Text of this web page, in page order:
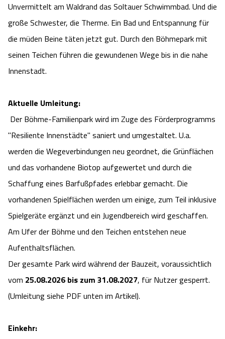
Unvermittelt am Waldrand das Soltauer Schwimmbad. Und die
große Schwester, die Therme. Ein Bad und Entspannung für
die müden Beine täten jetzt gut. Durch den Böhmepark mit
seinen Teichen führen die gewundenen Wege bis in die nahe
Innenstadt.
Aktuelle Umleitung:
Der Böhme-Familienpark wird im Zuge des Förderprogramms
"Resiliente Innenstädte" saniert und umgestaltet. U.a.
werden die Wegeverbindungen neu geordnet, die Grünflächen
und das vorhandene Biotop aufgewertet und durch die
Schaffung eines Barfußpfades erlebbar gemacht. Die
vorhandenen Spielflächen werden um einige, zum Teil inklusive
Spielgeräte ergänzt und ein Jugendbereich wird geschaffen.
Am Ufer der Böhme und den Teichen entstehen neue
Aufenthaltsflächen.
Der gesamte Park wird während der Bauzeit, voraussichtlich
vom 25.08.2026 bis zum 31.08.2027, für Nutzer gesperrt.
(Umleitung siehe PDF unten im Artikel).
Einkehr: